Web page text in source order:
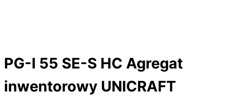
PG-I 55 SE-S HC Agregat
inwentorowy UNICRAFT